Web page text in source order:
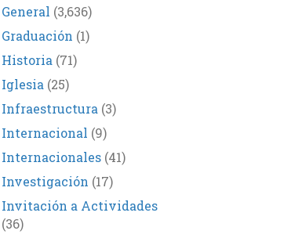
General (3,636)
Graduación (1)
Historia (71)
Iglesia (25)
Infraestructura (3)
Internacional (9)
Internacionales(41)
Investigación (17)
Invitación a Actividades
(36)